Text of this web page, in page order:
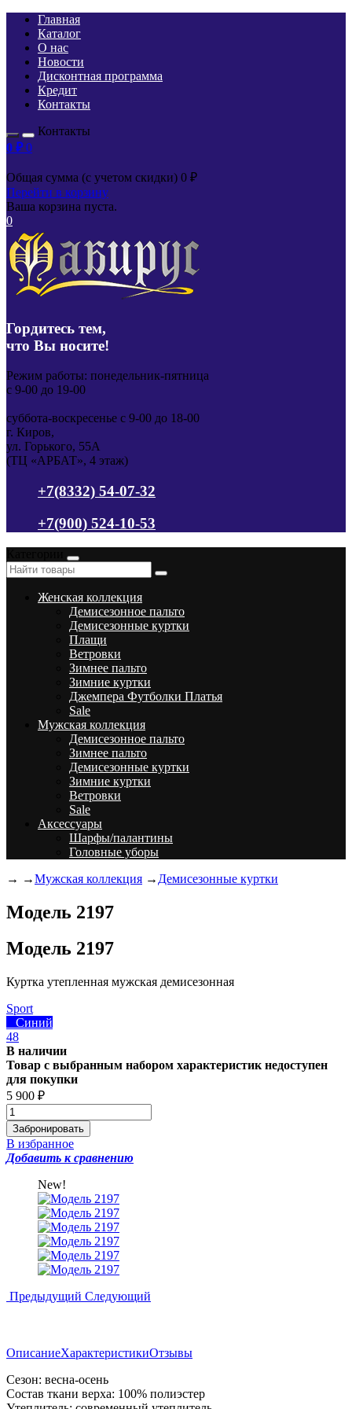
Главная
Каталог
О нас
Новости
Дисконтная программа
Кредит
Контакты
Контакты
0 ₽ 0
Общая сумма (с учетом скидки) 0 ₽
Перейти в корзину
Ваша корзина пуста.
0
Гордитесь тем,
что Вы носите!
Режим работы: понедельник-пятница
с 9-00 до 19-00
суббота-воскресенье с 9-00 до 18-00
г. Киров,
ул. Горького, 55А
(ТЦ «АРБАТ», 4 этаж)
+7(8332) 54-07-32
+7(900) 524-10-53
Женская коллекция
Демисезонное пальто
Демисезонные куртки
Плащи
Ветровки
Зимнее пальто
Зимние куртки
Джемпера Футболки Платья
Sale
Мужская коллекция
Демисезонное пальто
Зимнее пальто
Демисезонные куртки
Зимние куртки
Ветровки
Sale
Аксессуары
Шарфы/палантины
Головные уборы
→ →Мужская коллекция → Демисезонные куртки
Модель 2197
Модель 2197
Куртка утепленная мужская демисезонная
Sport
Синий
48
В наличии
Товар с выбранным набором характеристик недоступен
для покупки
5 900 ₽
В избранное
Добавить к сравнению
New!
Предыдущий Следующий
ОписаниеХарактеристикиОтзывы
Сезон: весна-осень
Состав ткани верха: 100% полиэстер